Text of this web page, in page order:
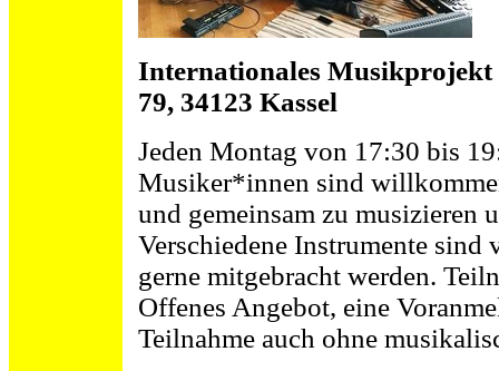
Internationales Musikprojekt
79, 34123 Kassel
Jeden Montag von 17:30 bis
Musiker*innen sind
und gemeinsam zu musizieren
Verschiedene Instrumente sind
gerne mitgebracht werden.
Offenes Angebot, eine
Teilnahme auch ohne